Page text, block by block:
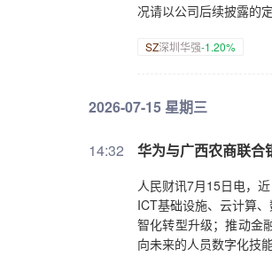
况请以公司后续披露的
SZ深圳华强-1.20%
2026-07-15 星期三
14:32 华为与广西农商联合
人民财讯7月15日电，
ICT基础设施、云计算
智化转型升级；推动金
向未来的人员数字化技能